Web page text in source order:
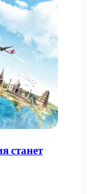
станет